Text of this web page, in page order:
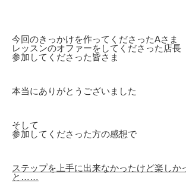
今回のきっかけを作ってくださったAさま
レッスンのオファーをしてくださった店長
参加してくださった皆さま
本当にありがとうございました
そして
参加してくださった方の感想で
ステップを上手に出来なかったけど楽しか
と……